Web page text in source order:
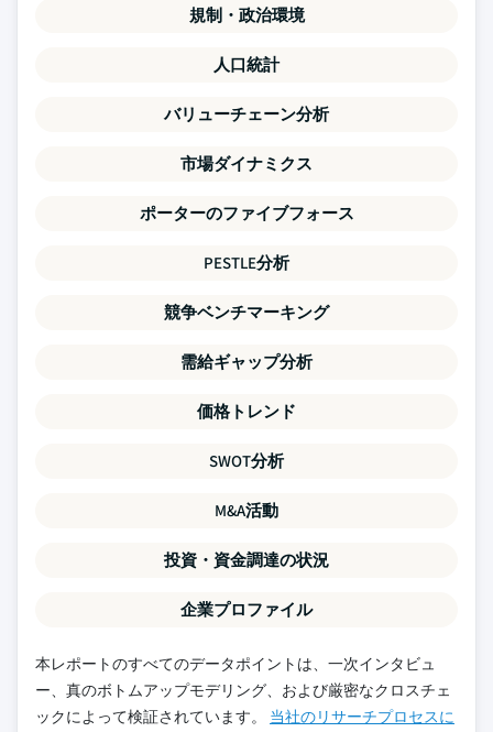
規制・政治環境
人口統計
バリューチェーン分析
市場ダイナミクス
ポーターのファイブフォース
PESTLE分析
競争ベンチマーキング
需給ギャップ分析
価格トレンド
SWOT分析
M&A活動
投資・資金調達の状況
企業プロファイル
本レポートのすべてのデータポイントは、一次インタビュ
ー、真のボトムアップモデリング、および厳密なクロスチェ
ックによって検証されています。 当社のリサーチプロセスに